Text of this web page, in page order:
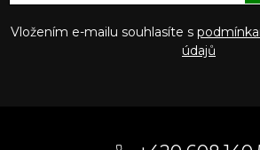
Vložením e-mailu souhlasíte s
údajů